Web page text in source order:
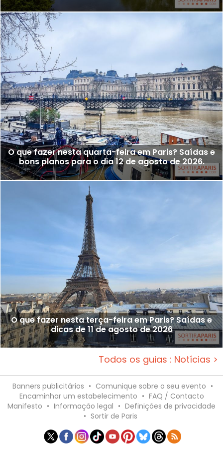
O que fazer nesta quarta-feira em Paris? Saídas e
bons planos para o dia 12 de agosto de 2026.
O que fazer nesta terça-feira em Paris? Saídas e
dicas de 11 de agosto de 2026
Todos os guias : Notícias >
Banners publicitários • Comunique sobre o seu evento •
Encaminhar um estabelecimento • FAQ / Contacto
Manifesto • Informação legal • Definições de privacidade
• Sortir de Paris